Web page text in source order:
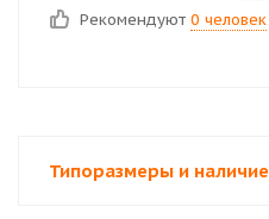
Рекомендуют 0 человек
Типоразмеры и наличие